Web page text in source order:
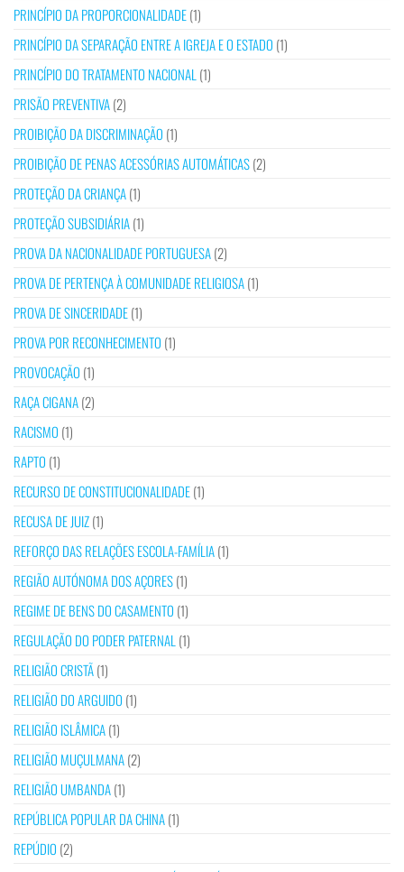
PRINCÍPIO DA PROPORCIONALIDADE(1)
PRINCÍPIO DA SEPARAÇÃO ENTRE A IGREJA E O ESTADO (1)
PRINCÍPIO DO TRATAMENTO NACIONAL (1)
PRISÃO PREVENTIVA(2)
PROIBIÇÃO DA DISCRIMINAÇÃO (1)
PROIBIÇÃO DE PENAS ACESSÓRIAS AUTOMÁTICAS(2)
PROTEÇÃO DA CRIANÇA(1)
PROTEÇÃO SUBSIDIÁRIA(1)
PROVA DA NACIONALIDADE PORTUGUESA(2)
PROVA DE PERTENÇA À COMUNIDADE RELIGIOSA(1)
PROVA DE SINCERIDADE(1)
PROVA POR RECONHECIMENTO (1)
PROVOCAÇÃO (1)
RAÇA CIGANA(2)
RACISMO (1)
RAPTO (1)
RECURSO DE CONSTITUCIONALIDADE(1)
RECUSA DE JUIZ(1)
REFORÇO DAS RELAÇÕES ESCOLA-FAMÍLIA(1)
REGIÃO AUTÓNOMA DOS AÇORES(1)
REGIME DE BENS DO CASAMENTO (1)
REGULAÇÃO DO PODER PATERNAL (1)
RELIGIÃO CRISTÃ(1)
RELIGIÃO DO ARGUIDO (1)
RELIGIÃO ISLÂMICA(1)
RELIGIÃO MUÇULMANA(2)
RELIGIÃO UMBANDA(1)
REPÚBLICA POPULAR DA CHINA(1)
REPÚDIO (2)